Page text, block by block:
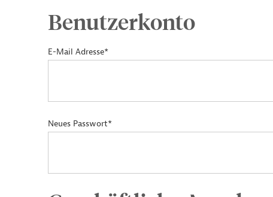
Benutzerkonto
E-Mail Adresse*
Neues Passwort*